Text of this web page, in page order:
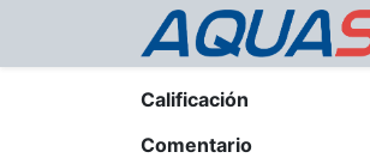
Calificación
Comentario